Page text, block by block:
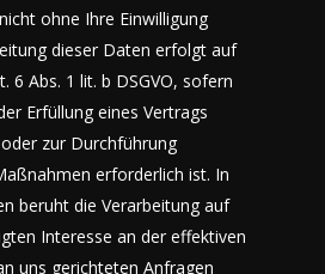
ohne Ihre Einwilligung
dieser Daten erfolgt auf
6 Abs. 1 lit. b DSGVO, sofern
Erfüllung eines Vertrags
zur Durchführung
erforderlich ist. In
beruht die Verarbeitung auf
Interesse an der effektiven
uns gerichteten Anfragen